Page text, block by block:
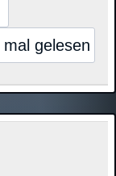
mal gelesen